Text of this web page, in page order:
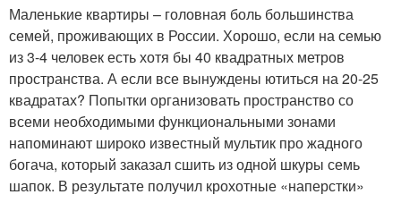
Маленькие квартиры – головная боль большинства
семей, проживающих в России. Хорошо, если на семью
из 3-4 человек есть хотя бы 40 квадратных метров
пространства. А если все вынуждены ютиться на 20-25
квадратах? Попытки организовать пространство со
всеми необходимыми функциональными зонами
напоминают широко известный мультик про жадного
богача, который заказал сшить из одной шкуры семь
шапок. В результате получил крохотные «наперстки»